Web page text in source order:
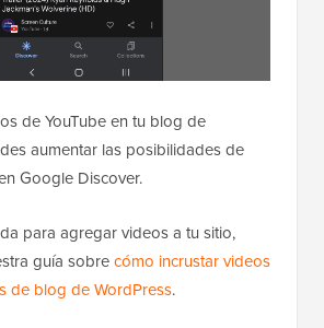
de YouTube en tu blog de
aumentar las posibilidades de
Google Discover.
para agregar videos a tu sitio,
guía sobrecómo incrustar videos
de blog de WordPress.